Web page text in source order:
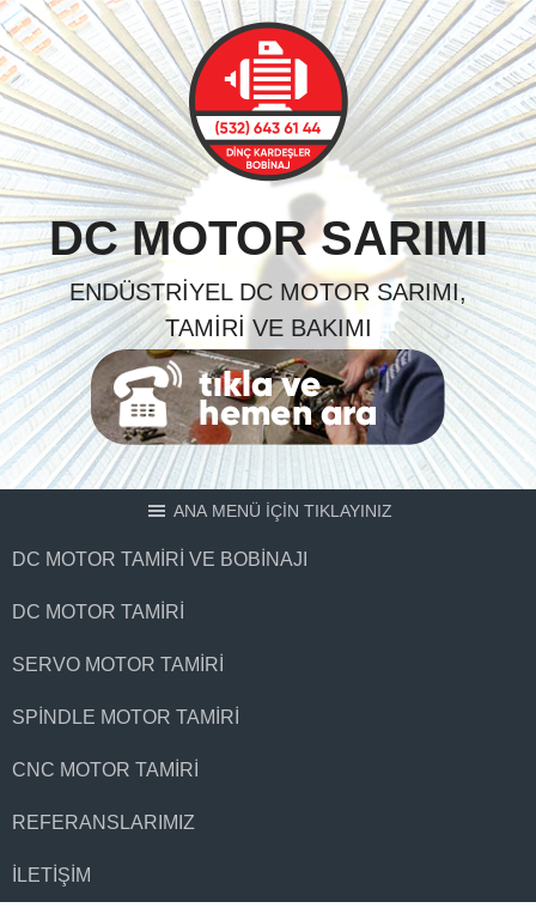
Skip
to
content
DC MOTOR SARIMI
ENDÜSTRIYEL DC MOTOR SARIMI,
TAMIRI VE BAKIMI
ANA MENÜ İÇİN TIKLAYINIZ
DC MOTOR TAMIRI VE BOBINAJI
DC MOTOR TAMIRI
SERVO MOTOR TAMIRI
SPINDLE MOTOR TAMIRI
CNC MOTOR TAMIRI
REFERANSLARIMIZ
İLETIŞIM